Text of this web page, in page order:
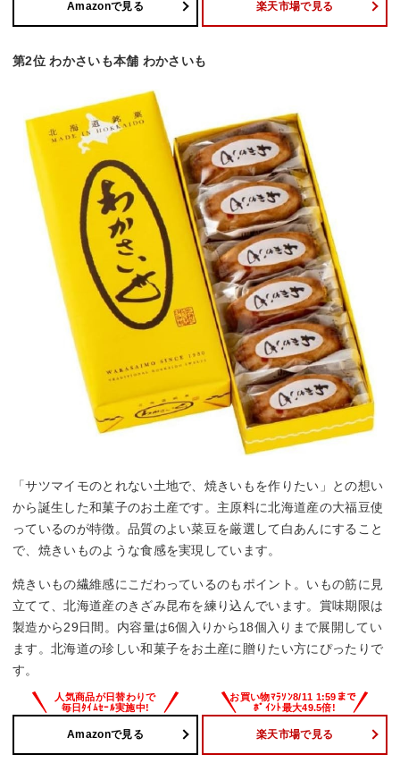
Amazonで見る 楽天市場で見る
第2位 わかさいも本舗 わかさいも
「サツマイモのとれない土地で、焼きいもを作りたい」との想い
から誕生した和菓子のお土産です。主原料に北海道産の大福豆使
っているのが特徴。品質のよい菜豆を厳選して白あんにすること
で、焼きいものような食感を実現しています。
焼きいもの繊維感にこだわっているのもポイント。いもの筋に見
立てて、北海道産のきざみ昆布を練り込んでいます。賞味期限は
製造から29日間。内容量は6個入りから18個入りまで展開してい
ます。北海道の珍しい和菓子をお土産に贈りたい方にぴったりで
す。
Amazonで見る 楽天市場で見る